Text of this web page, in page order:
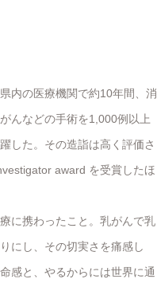
内の医療機関で約10年間、消
んなどの手術を1,000例以上
した。その造詣は高く評価さ
award を受賞したほ
に携わったこと。乳がんで乳
にし、その切実さを痛感し
感と、やるからには世界に通